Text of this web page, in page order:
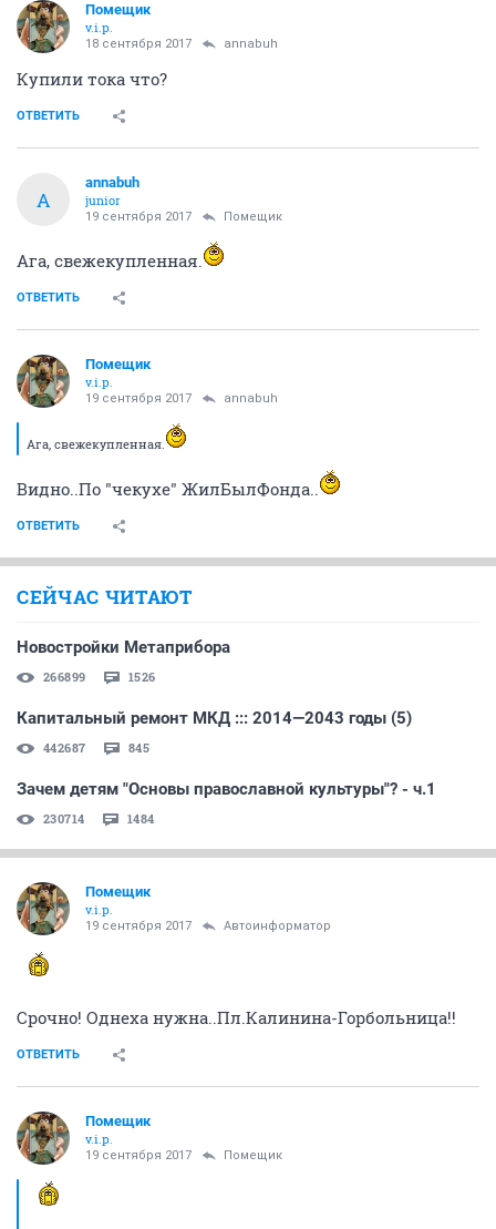
Помещик
v.i.p.
18 сентября 2017 annabuh
Купили тока что?
ОТВЕТИТЬ
A
annabuh
junior
19 сентября 2017 Помещик
Ага, свежекупленная.
ОТВЕТИТЬ
Помещик
v.i.p.
19 сентября 2017 annabuh
Ага, свежекупленная.
Видно..По "чекухе" ЖилБылФонда..
ОТВЕТИТЬ
СЕЙЧАС ЧИТАЮТ
Новостройки Метаприбора
266899 1526
Капитальный ремонт МКД ::: 2014—2043 годы (5)
442687 845
Зачем детям "Основы православной культуры"? - ч.1
230714 1484
Помещик
v.i.p.
19 сентября 2017 Автоинформатор
Срочно! Однеха нужна..Пл.Калинина-Горбольница!!
ОТВЕТИТЬ
Помещик
v.i.p.
19 сентября 2017 Помещик